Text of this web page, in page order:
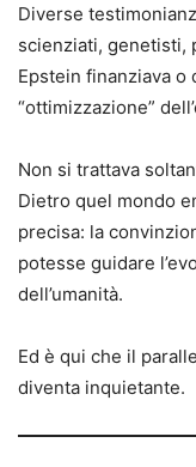
Diverse
scienziati, genetisti,
Epstein finanziava o
“ottimizzazione”
Non si trattava
Dietro quel mondo
precisa: la
potesse guidare
dell’umanità.
Ed è qui che il
diventa inquietante.